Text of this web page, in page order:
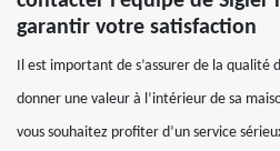
garantir votre satisfaction
Il est important de s’assurer de la qualité
donner une valeur à l’intérieur de sa
vous souhaitez profiter d’un service